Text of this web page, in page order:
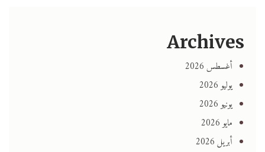
Archives
أغسطس 2026
يوليو 2026
يونيو 2026
مايو 2026
أبريل 2026